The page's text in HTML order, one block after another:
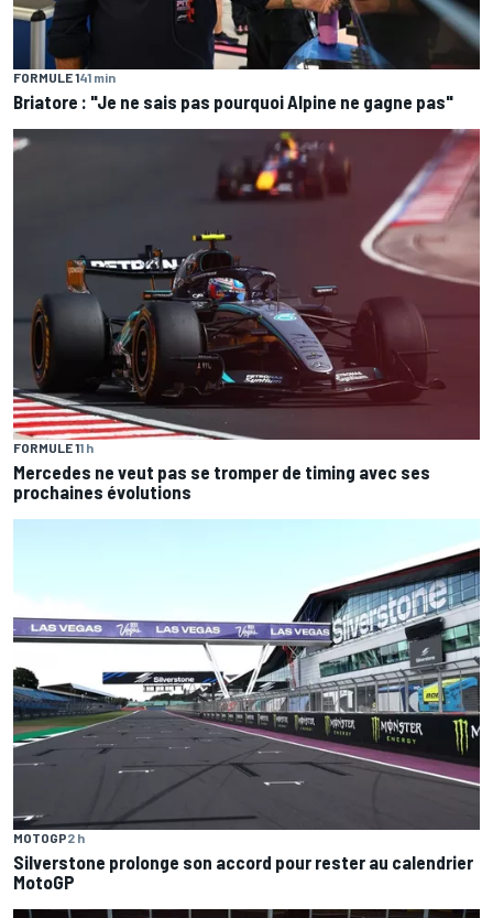
FORMULE 141 min
Briatore : "Je ne sais pas pourquoi Alpine ne gagne pas"
FORMULE 11 h
Mercedes ne veut pas se tromper de timing avec ses
prochaines évolutions
MOTOGP2 h
Silverstone prolonge son accord pour rester au calendrier
MotoGP